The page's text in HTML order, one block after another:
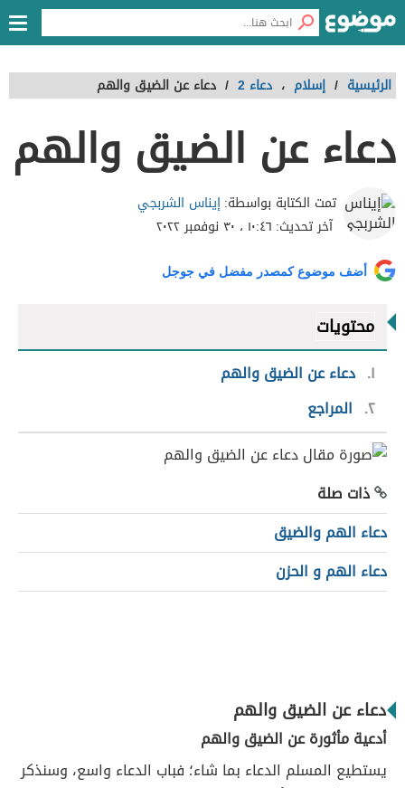
الرئيسية / إسلام ، دعاء 2 / دعاء عن الضيق والهم
دعاء عن الضيق والهم
تمت الكتابة بواسطة:إيناس الشربجي
آخر تحديث: ١٠:٤٦ ، ٣٠ نوفمبر ٢٠٢٢
أضف موضوع كمصدر مفضل في جوجل
محتويات
١ دعاء عن الضيق والهم
٢ المراجع
ذات صلة
دعاء الهم والضيق
دعاء الهم و الحزن
دعاء عن الضيق والهم
أدعية مأثورة عن الضيق والهم
يستطيع المسلم الدعاء بما شاء؛ فباب الدعاء واسع، وسنذكر